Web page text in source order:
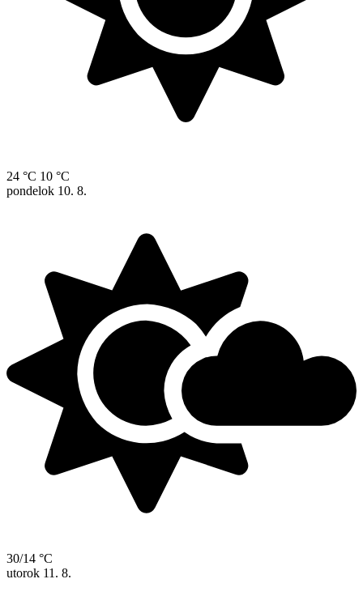
24 °C 10 °C
pondelok 10. 8.
30/14 °C
utorok 11. 8.